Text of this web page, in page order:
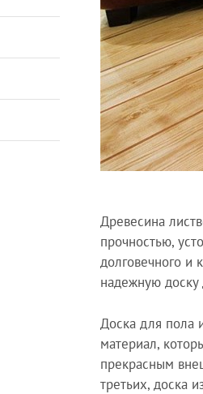
Древесина
прочностью,
долговечного и
надежную доску
Доска для пола
материал,
прекрасным
третьих, доска